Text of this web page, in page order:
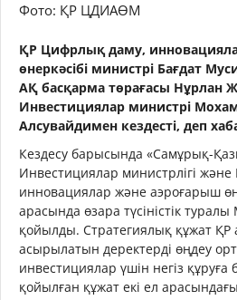
Фото: ҚР ЦДИАӨМ
ҚР Цифрлық даму,
өнеркәсібі министрі Бағдат
АҚ басқарма төрағасы Нұрлан
Инвестициялар министрі
Алсувайдимен кездесті, деп
Кездесу барысында «Самұрық-
Инвестициялар министрлігі
инновациялар және аэроғарыш
арасында өзара түсіністік
қойылды. Стратегиялық құжат ҚР
асырылатын деректерді өңдеу
инвестициялар үшін негіз құруға
қойылған құжат екі ел арасындағы